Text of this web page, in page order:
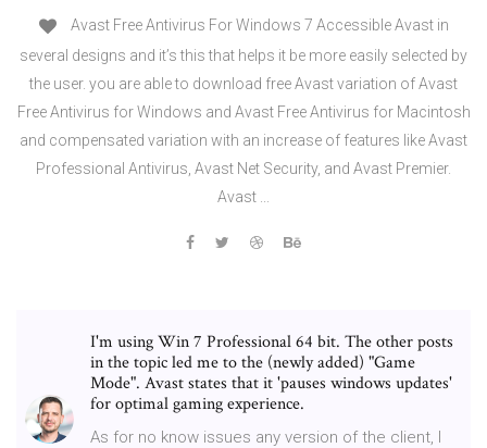
Avast Free Antivirus For Windows 7 Accessible Avast in
several designs and it’s this that helps it be more easily selected by
the user. you are able to download free Avast variation of Avast
Free Antivirus for Windows and Avast Free Antivirus for Macintosh
and compensated variation with an increase of features like Avast
Professional Antivirus, Avast Net Security, and Avast Premier.
Avast ...
I'm using Win 7 Professional 64 bit. The other posts
in the topic led me to the (newly added) "Game
Mode". Avast states that it 'pauses windows updates'
for optimal gaming experience.
As for no know issues any version of the client, I